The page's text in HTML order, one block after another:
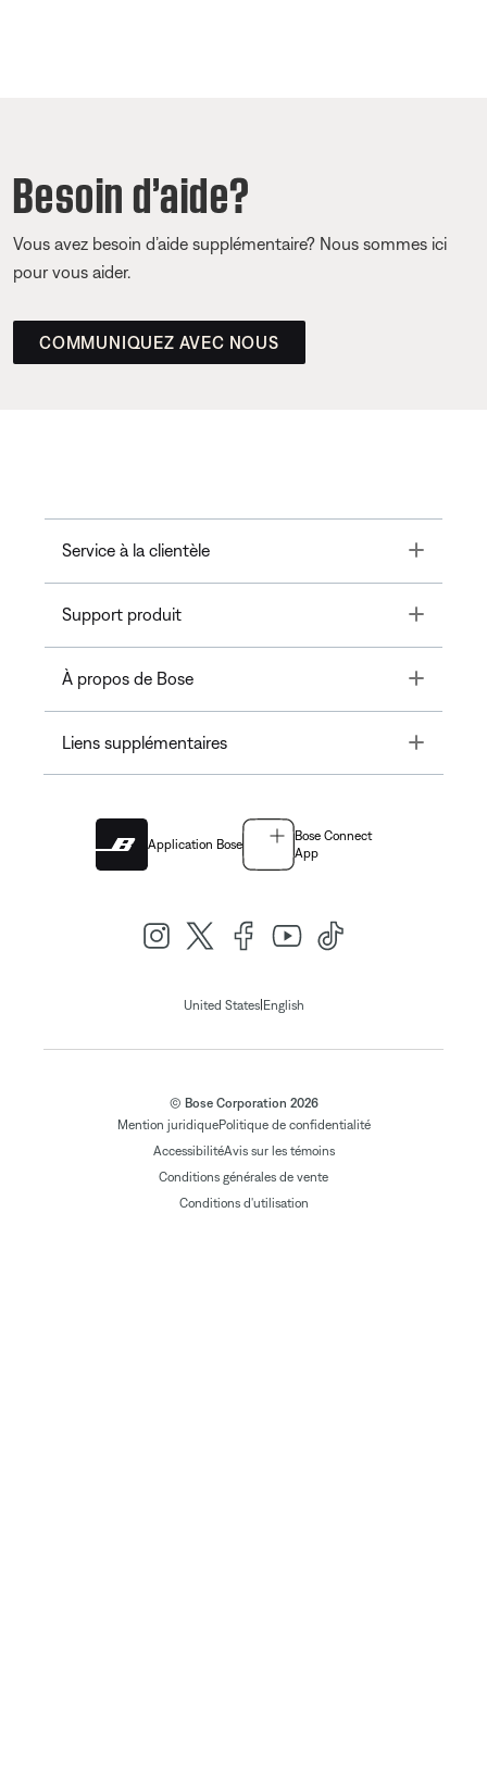
Besoin d’aide?
Vous avez besoin d’aide supplémentaire? Nous sommes ici
pour vous aider.
COMMUNIQUEZ AVEC NOUS
Service à la clientèle Toggle
Support produit Toggle
À propos de Bose Toggle
Liens supplémentaires Toggle
Application Bose
Bose Connect
App
United States|English
© Bose Corporation 2026
Mention juridiquePolitique de confidentialité
AccessibilitéAvis sur les témoins
Conditions générales de vente
Conditions d'utilisation